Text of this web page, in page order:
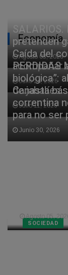
Economía
pretenden
Agosto 03, 2026
Caída del
acompañar
Julio 24, 2026
PERDIDAS
biológica”:
de jabalíes
Julio 11, 2026
Canasta
correntina
para no ser
Junio 30, 2026
SOCIEDAD
TIEMPO
luego
Agosto 05, 2026